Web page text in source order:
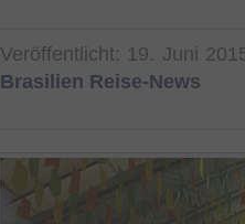
Veröffentlicht: 19. Juni
Brasilien Reise-News